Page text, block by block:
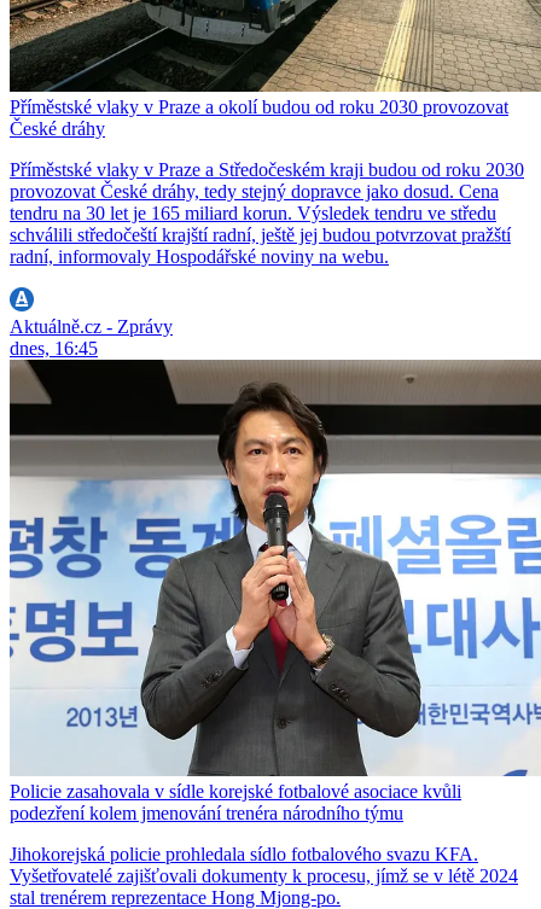
Příměstské vlaky v Praze a okolí budou od roku 2030 provozovat
České dráhy
Příměstské vlaky v Praze a Středočeském kraji budou od roku 2030
provozovat České dráhy, tedy stejný dopravce jako dosud. Cena
tendru na 30 let je 165 miliard korun. Výsledek tendru ve středu
schválili středočeští krajští radní, ještě jej budou potvrzovat pražští
radní, informovaly Hospodářské noviny na webu.
Aktuálně.cz - Zprávy
dnes, 16:45
Policie zasahovala v sídle korejské fotbalové asociace kvůli
podezření kolem jmenování trenéra národního týmu
Jihokorejská policie prohledala sídlo fotbalového svazu KFA.
Vyšetřovatelé zajišťovali dokumenty k procesu, jímž se v létě 2024
stal trenérem reprezentace Hong Mjong-po.